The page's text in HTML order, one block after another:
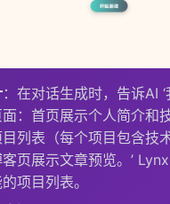
：在对话生成时，告诉AI
：首页展示个人简介和
列表（每个项目包含技
页展示文章预览。’
项目列表。